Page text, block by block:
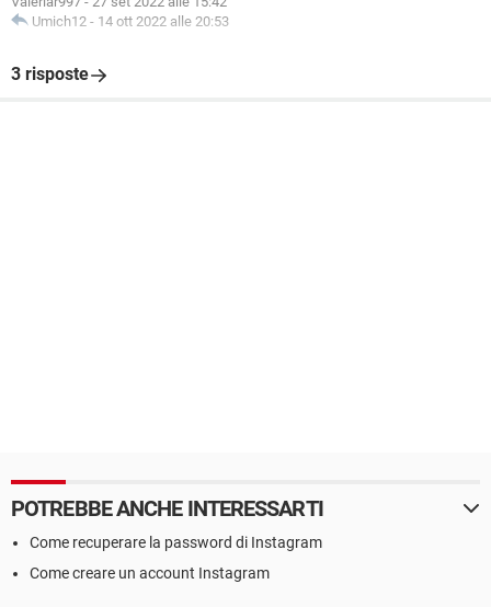
Umich12 - 14 ott 2022 alle 20:53
3 risposte
POTREBBE ANCHE INTERESSARTI
Come recuperare la password di Instagram
Come creare un account Instagram